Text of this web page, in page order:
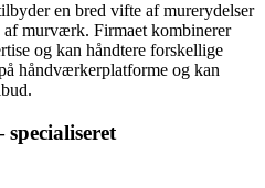
en bred vifte af murerydelser
murværk. Firmaet kombinerer
og kan håndtere forskellige
håndværkerplatforme og kan